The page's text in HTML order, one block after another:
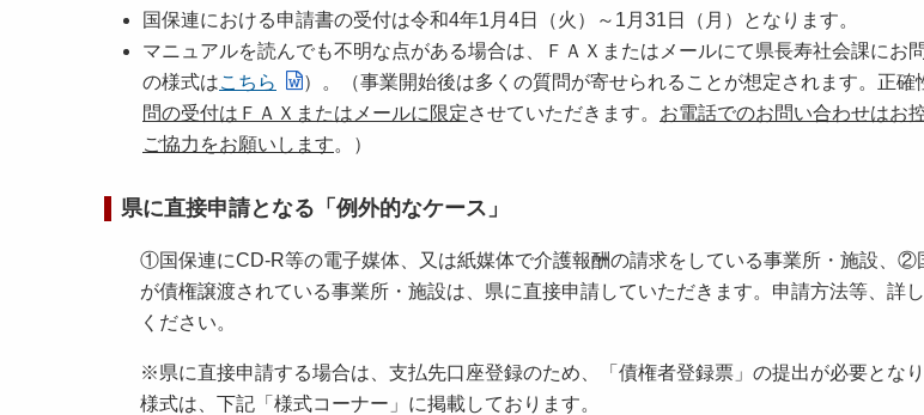
国保連における申請書の受付は令和4年1月4日（火）～1月31日（月）となります。
マニュアルを読んでも不明な点がある場合は、ＦＡＸまたはメールにて県長寿社会課にお
の様式はこちら ）。（事業開始後は多くの質問が寄せられることが想定されます。正確
問の受付はＦＡＸまたはメールに限定させていただきます。 お電話でのお問い合わせはお
ご協力をお願いします。）
県に直接申請となる「例外的なケース」
①国保連にCD-R等の電子媒体、又は紙媒体で介護報酬の請求をしている事業所・施設、②
が債権譲渡されている事業所・施設は、県に直接申請していただきます。申請方法等、詳
ください。
※県に直接申請する場合は、支払先口座登録のため、「債権者登録票」の提出が必要とな
様式は、下記「様式コーナー」に掲載しております。